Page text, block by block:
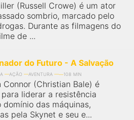
(Russell Crowe) é um ator
sombrio, marcado pelo
Durante as filmagens do
de ...
do Futuro - A Salvação
AÇÃO AVENTURA 108 MIN
Connor (Christian Bale) é
liderar a resistência
domínio das máquinas,
pela Skynet e seu e...